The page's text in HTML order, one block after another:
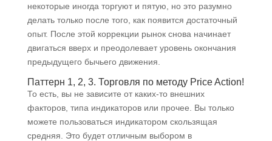
некоторые иногда торгуют и пятую, но это разумно
делать только после того, как появится достаточный
опыт. После этой коррекции рынок снова начинает
двигаться вверх и преодолевает уровень окончания
предыдущего бычьего движения.
Паттерн 1, 2, 3. Торговля по методу Price Action!
То есть, вы не зависите от каких-то внешних
факторов, типа индикаторов или прочее. Вы только
можете пользоваться индикатором скользящая
средняя. Это будет отличным выбором в